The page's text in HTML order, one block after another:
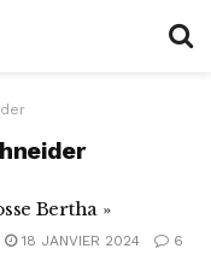
Bertha »
18 JANVIER 2024 6